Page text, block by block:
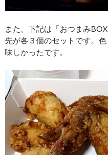
また、下記は「おつまみ
先が各３個のセットです。
味しかったです。